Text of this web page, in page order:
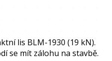
lis BLM-1930 (19 kN).
se mít zálohu na stavbě.